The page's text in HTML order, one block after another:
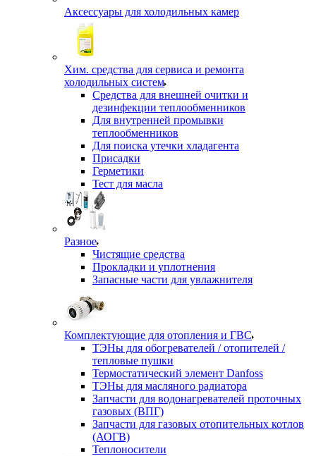
Аксессуары для холодильных камер
Хим. средства для сервиса и ремонта
холодильных систем
Средства для внешней очитки и
дезинфекции теплообменников
Для внутренней промывки
теплообменников
Для поиска утечки хладагента
Присадки
Герметики
Тест для масла
Разное
Чистящие средства
Прокладки и уплотнения
Запасные части для увлажнителя
Комплектующие для отопления и ГВС
ТЭНы для обогревателей / отопителей /
тепловые пушки
Термостатический элемент Danfoss
ТЭНы для масляного радиатора
Запчасти для водонагревателей проточных
газовых (ВПГ)
Запчасти для газовых отопительных котлов
(АОГВ)
Теплоносители